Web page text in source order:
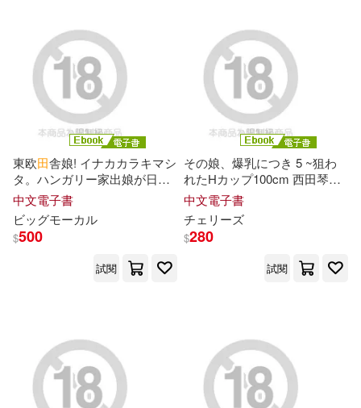
名師作者群(18) 周銳(18)
富田恭透(18) 尾田榮一郎(18)
成田つむぎ(18)
桃園縣政府文化局(18)
浜田由梨(18) 海法紀光(18)
高橋三千綱(18)
冰川へきる(17)
學苑出版社(65)
文物出版社(65) G-WALK(64)
幼福(64) 江蘇人民出版社(64)
爆笑文化傳播有限公司(64)
湖南少年兒童出版社(63)
重慶出版社(63)
東欧田舎娘! イナカカラキマシ
タ。ハンガリー家出娘が日本
人にお持ち帰りされてヤラれ
まくり。 Complete版 (電子書)
中文電子書
ビッグモーカル
$500
試閱
その娘、爆乳につき 5 ~狙わ
れたHカップ100cm 西田琴音~
Episode.02 (電子書)
中文電子書
チェリーズ
$280
試閱